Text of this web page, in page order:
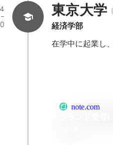
東京大学
経済学部
-
在学中に起業し
note.com